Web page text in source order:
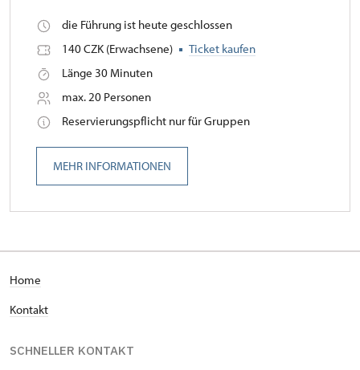
die Führung ist heute geschlossen
140 CZK (Erwachsene)
Ticket kaufen
Länge 30 Minuten
max. 20 Personen
Reservierungspflicht nur für Gruppen
MEHR INFORMATIONEN
Home
Kontakt
SCHNELLER KONTAKT